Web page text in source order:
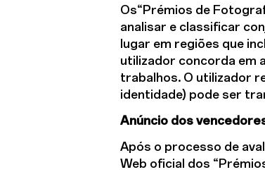
Os“Prémios de
analisar e classificar
lugar em regiões que
utilizador concorda em
trabalhos. O utilizador
identidade) pode ser
Anúncio dos
Após o processo de
Web oficial dos